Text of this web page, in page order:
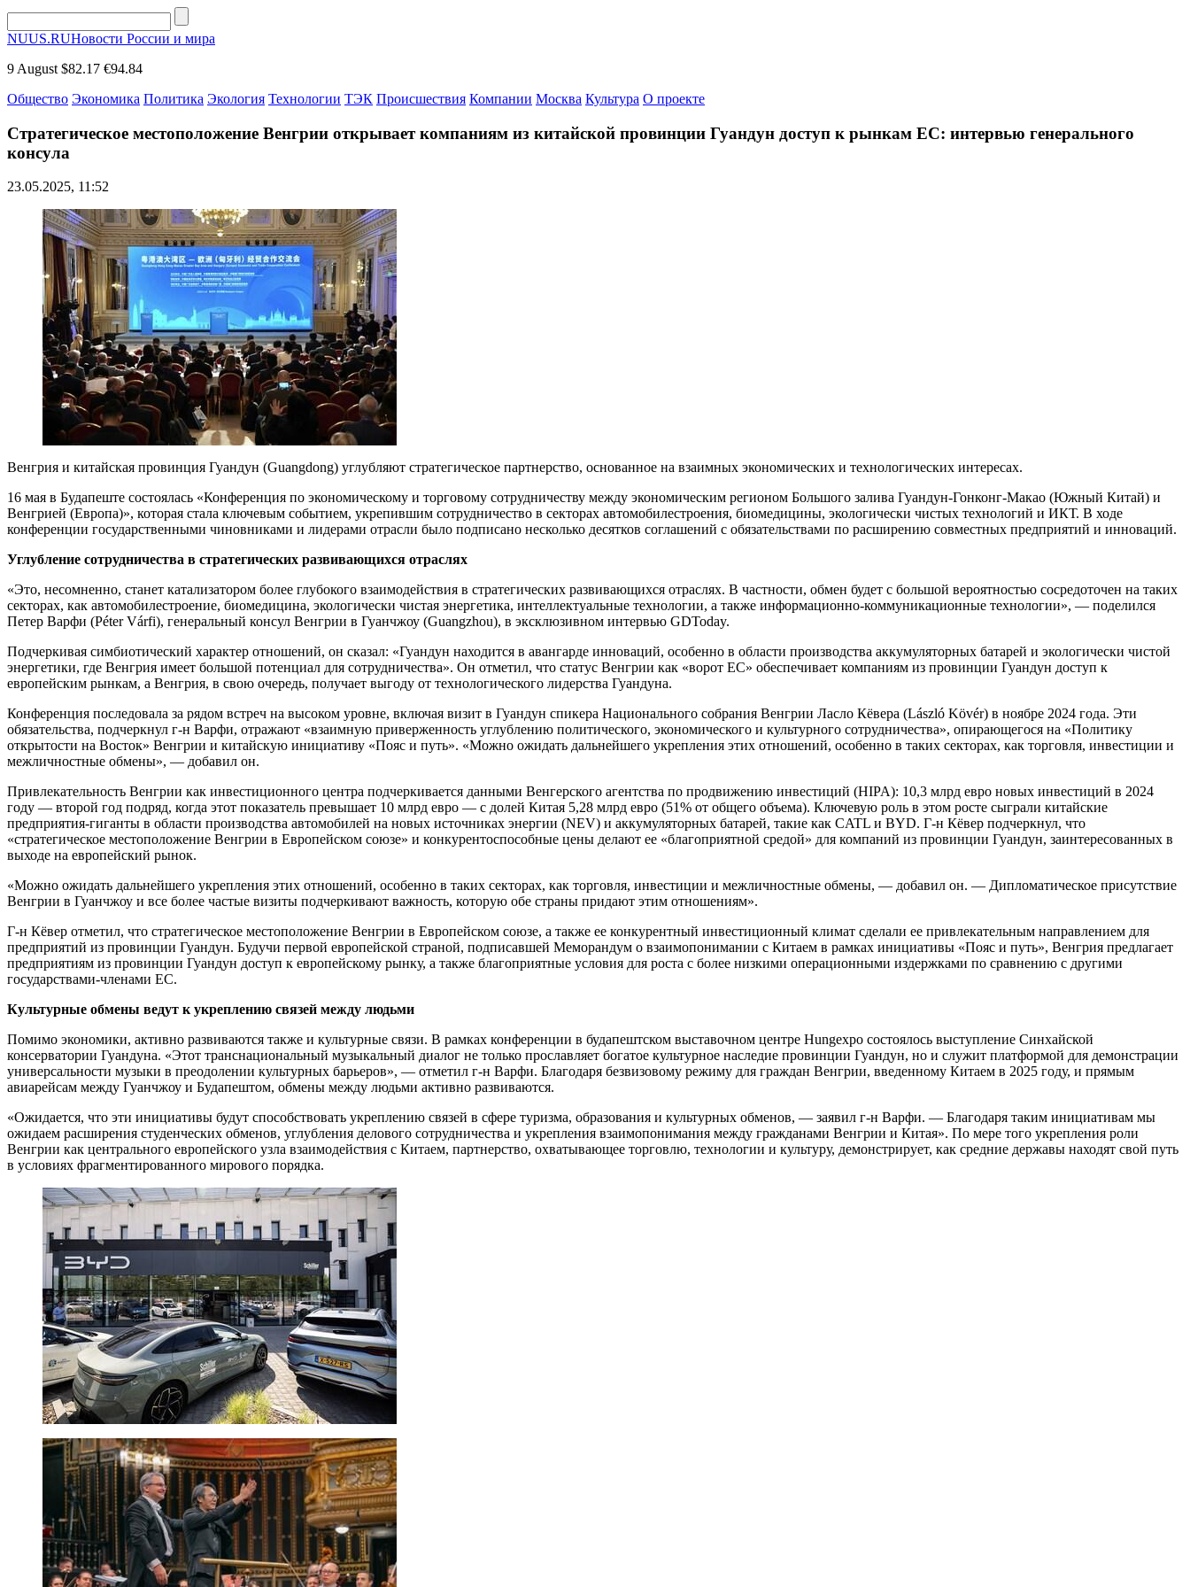
NUUS.RUНовости России и мира
9 August $82.17 €94.84
Общество Экономика Политика Экология Технологии ТЭК Происшествия Компании Москва Культура О проекте
Стратегическое местоположение Венгрии открывает компаниям из китайской провинции Гуандун доступ к рынкам ЕС: интервью генерального
консула
23.05.2025, 11:52
Венгрия и китайская провинция Гуандун (Guangdong) углубляют стратегическое партнерство, основанное на взаимных экономических и технологических интересах.
16 мая в Будапеште состоялась «Конференция по экономическому и торговому сотрудничеству между экономическим регионом Большого залива Гуандун-Гонконг-Макао (Южный Китай) и
Венгрией (Европа)», которая стала ключевым событием, укрепившим сотрудничество в секторах автомобилестроения, биомедицины, экологически чистых технологий и ИКТ. В ходе
конференции государственными чиновниками и лидерами отрасли было подписано несколько десятков соглашений с обязательствами по расширению совместных предприятий и инноваций.
Углубление сотрудничества в стратегических развивающихся отраслях
«Это, несомненно, станет катализатором более глубокого взаимодействия в стратегических развивающихся отраслях. В частности, обмен будет с большой вероятностью сосредоточен на таких
секторах, как автомобилестроение, биомедицина, экологически чистая энергетика, интеллектуальные технологии, а также информационно-коммуникационные технологии», — поделился
Петер Варфи (Péter Várfi), генеральный консул Венгрии в Гуанчжоу (Guangzhou), в эксклюзивном интервью GDToday.
Подчеркивая симбиотический характер отношений, он сказал: «Гуандун находится в авангарде инноваций, особенно в области производства аккумуляторных батарей и экологически чистой
энергетики, где Венгрия имеет большой потенциал для сотрудничества». Он отметил, что статус Венгрии как «ворот ЕС» обеспечивает компаниям из провинции Гуандун доступ к
европейским рынкам, а Венгрия, в свою очередь, получает выгоду от технологического лидерства Гуандуна.
Конференция последовала за рядом встреч на высоком уровне, включая визит в Гуандун спикера Национального собрания Венгрии Ласло Кёвера (László Kövér) в ноябре 2024 года. Эти
обязательства, подчеркнул г-н Варфи, отражают «взаимную приверженность углублению политического, экономического и культурного сотрудничества», опирающегося на «Политику
открытости на Восток» Венгрии и китайскую инициативу «Пояс и путь». «Можно ожидать дальнейшего укрепления этих отношений, особенно в таких секторах, как торговля, инвестиции и
межличностные обмены», — добавил он.
Привлекательность Венгрии как инвестиционного центра подчеркивается данными Венгерского агентства по продвижению инвестиций (HIPA): 10,3 млрд евро новых инвестиций в 2024
году — второй год подряд, когда этот показатель превышает 10 млрд евро — с долей Китая 5,28 млрд евро (51% от общего объема). Ключевую роль в этом росте сыграли китайские
предприятия-гиганты в области производства автомобилей на новых источниках энергии (NEV) и аккумуляторных батарей, такие как CATL и BYD. Г-н Кёвер подчеркнул, что
«стратегическое местоположение Венгрии в Европейском союзе» и конкурентоспособные цены делают ее «благоприятной средой» для компаний из провинции Гуандун, заинтересованных в
выходе на европейский рынок.
«Можно ожидать дальнейшего укрепления этих отношений, особенно в таких секторах, как торговля, инвестиции и межличностные обмены, — добавил он. — Дипломатическое присутствие
Венгрии в Гуанчжоу и все более частые визиты подчеркивают важность, которую обе страны придают этим отношениям».
Г-н Кёвер отметил, что стратегическое местоположение Венгрии в Европейском союзе, а также ее конкурентный инвестиционный климат сделали ее привлекательным направлением для
предприятий из провинции Гуандун. Будучи первой европейской страной, подписавшей Меморандум о взаимопонимании с Китаем в рамках инициативы «Пояс и путь», Венгрия предлагает
предприятиям из провинции Гуандун доступ к европейскому рынку, а также благоприятные условия для роста с более низкими операционными издержками по сравнению с другими
государствами-членами ЕС.
Культурные обмены ведут к укреплению связей между людьми
Помимо экономики, активно развиваются также и культурные связи. В рамках конференции в будапештском выставочном центре Hungexpo состоялось выступление Синхайской
консерватории Гуандуна. «Этот транснациональный музыкальный диалог не только прославляет богатое культурное наследие провинции Гуандун, но и служит платформой для демонстрации
универсальности музыки в преодолении культурных барьеров», — отметил г-н Варфи. Благодаря безвизовому режиму для граждан Венгрии, введенному Китаем в 2025 году, и прямым
авиарейсам между Гуанчжоу и Будапештом, обмены между людьми активно развиваются.
«Ожидается, что эти инициативы будут способствовать укреплению связей в сфере туризма, образования и культурных обменов, — заявил г-н Варфи. — Благодаря таким инициативам мы
ожидаем расширения студенческих обменов, углубления делового сотрудничества и укрепления взаимопонимания между гражданами Венгрии и Китая». По мере того укрепления роли
Венгрии как центрального европейского узла взаимодействия с Китаем, партнерство, охватывающее торговлю, технологии и культуру, демонстрирует, как средние державы находят свой путь
в условиях фрагментированного мирового порядка.